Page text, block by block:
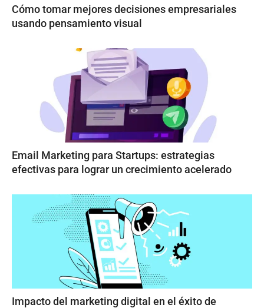
Cómo tomar mejores decisiones empresariales
usando pensamiento visual
Email Marketing para Startups: estrategias
efectivas para lograr un crecimiento acelerado
Impacto del marketing digital en el éxito de